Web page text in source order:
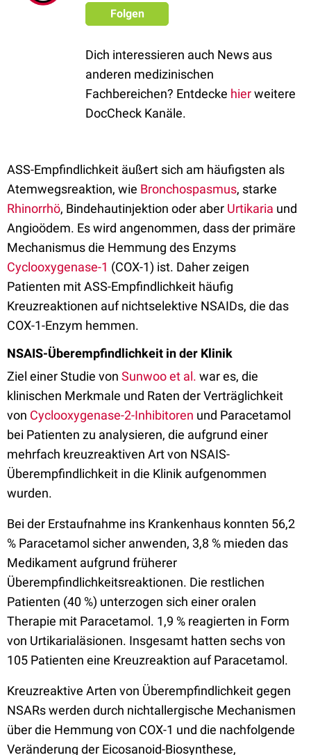
Folgen
Dich interessieren auch News aus
anderen medizinischen
Fachbereichen? Entdecke hierweitere
DocCheck Kanäle.
ASS-Empfindlichkeit äußert sich am häufigsten als
Atemwegsreaktion, wie Bronchospasmus, starke
Rhinorrhö, Bindehautinjektion oder aber Urtikaria und
Angioödem. Es wird angenommen, dass der primäre
Mechanismus die Hemmung des Enzyms
Cyclooxygenase-1 (COX-1) ist. Daher zeigen
Patienten mit ASS-Empfindlichkeit häufig
Kreuzreaktionen auf nichtselektive NSAIDs, die das
COX-1-Enzym hemmen.
NSAIS-Überempfindlichkeit in der Klinik
Ziel einer Studie von Sunwoo et al. war es, die
klinischen Merkmale und Raten der Verträglichkeit
von Cyclooxygenase-2-Inhibitoren und Paracetamol
bei Patienten zu analysieren, die aufgrund einer
mehrfach kreuzreaktiven Art von NSAIS-
Überempfindlichkeit in die Klinik aufgenommen
wurden.
Bei der Erstaufnahme ins Krankenhaus konnten 56,2
% Paracetamol sicher anwenden, 3,8 % mieden das
Medikament aufgrund früherer
Überempfindlichkeitsreaktionen. Die restlichen
Patienten (40 %) unterzogen sich einer oralen
Therapie mit Paracetamol. 1,9 % reagierten in Form
von Urtikarialäsionen. Insgesamt hatten sechs von
105 Patienten eine Kreuzreaktion auf Paracetamol.
Kreuzreaktive Arten von Überempfindlichkeit gegen
NSARs werden durch nichtallergische Mechanismen
über die Hemmung von COX-1 und die nachfolgende
Veränderung der Eicosanoid-Biosynthese,